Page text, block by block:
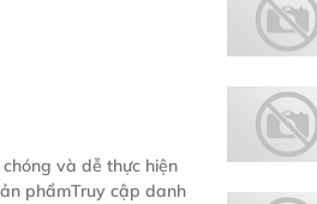
và dễ thực hiện
phẩmTruy cập danh